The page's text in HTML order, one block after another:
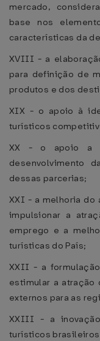
mercado,
base nos
características da
XVIII - a
para definição de
produtos e dos
XIX - o apoio à
turísticos
XX - o apoio a
desenvolvimento
dessas parcerias;
XXI - a melhoria do
impulsionar a
emprego e a
turísticas do País;
XXII - a
estimular a atração
externos para as
XXIII - a
turísticos